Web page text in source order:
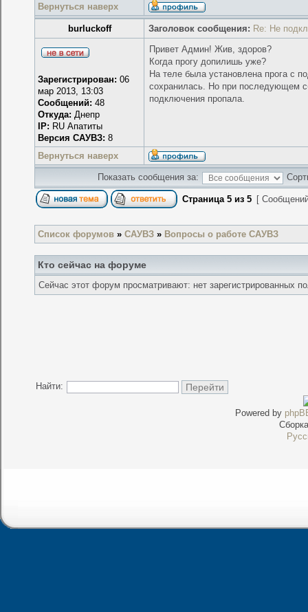
Вернуться наверх
burluckoff Заголовок сообщения: Re: Не
Зарегистрирован: 06
мар 2013, 13:03
Сообщений: 48
Откуда: Днепр
IP: RU Апатиты
Версия САУВЗ: 8
Привет Админ! Жив, здоров?
Когда прогу допилишь уже?
На теле была установлена прога с
сохранилась. Но при последующем
подключения пропала.
Вернуться наверх
Показать сообщения за:
Страница5 из5 [
Список форумов »САУВЗ » Вопросы о работе САУВЗ
Кто сейчас на форуме
Сейчас этот форум просматривают: нет зарегистрированных
Найти:
Powered by